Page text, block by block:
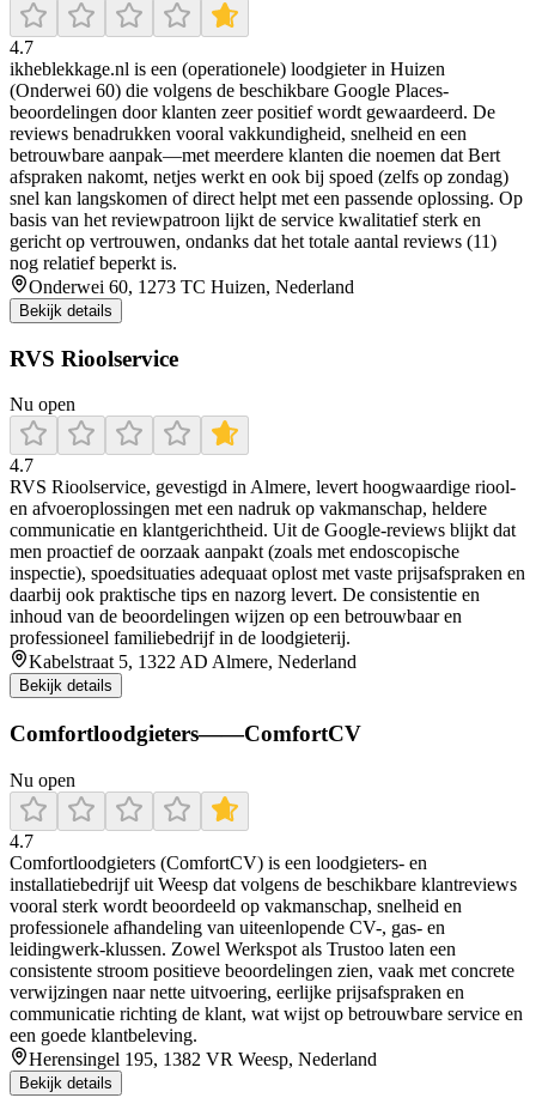
4.7
ikheblekkage.nl is een (operationele) loodgieter in Huizen
(Onderwei 60) die volgens de beschikbare Google Places-
beoordelingen door klanten zeer positief wordt gewaardeerd. De
reviews benadrukken vooral vakkundigheid, snelheid en een
betrouwbare aanpak—met meerdere klanten die noemen dat Bert
afspraken nakomt, netjes werkt en ook bij spoed (zelfs op zondag)
snel kan langskomen of direct helpt met een passende oplossing. Op
basis van het reviewpatroon lijkt de service kwalitatief sterk en
gericht op vertrouwen, ondanks dat het totale aantal reviews (11)
nog relatief beperkt is.
Onderwei 60, 1273 TC Huizen, Nederland
Bekijk details
RVS Rioolservice
Nu open
4.7
RVS Rioolservice, gevestigd in Almere, levert hoogwaardige riool-
en afvoeroplossingen met een nadruk op vakmanschap, heldere
communicatie en klantgerichtheid. Uit de Google‑reviews blijkt dat
men proactief de oorzaak aanpakt (zoals met endoscopische
inspectie), spoedsituaties adequaat oplost met vaste prijsafspraken en
daarbij ook praktische tips en nazorg levert. De consistentie en
inhoud van de beoordelingen wijzen op een betrouwbaar en
professioneel familiebedrijf in de loodgieterij.
Kabelstraat 5, 1322 AD Almere, Nederland
Bekijk details
Comfortloodgieters——ComfortCV
Nu open
4.7
Comfortloodgieters (ComfortCV) is een loodgieters- en
installatiebedrijf uit Weesp dat volgens de beschikbare klantreviews
vooral sterk wordt beoordeeld op vakmanschap, snelheid en
professionele afhandeling van uiteenlopende CV-, gas- en
leidingwerk-klussen. Zowel Werkspot als Trustoo laten een
consistente stroom positieve beoordelingen zien, vaak met concrete
verwijzingen naar nette uitvoering, eerlijke prijsafspraken en
communicatie richting de klant, wat wijst op betrouwbare service en
een goede klantbeleving.
Herensingel 195, 1382 VR Weesp, Nederland
Bekijk details